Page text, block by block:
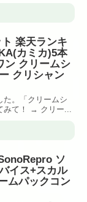
楽天ランキ
カミカ)5本
ン クリームシ
クリシャン
た。「クリームシ
みて！ → クリー...
ソ
イス+スカル
ムパックコン